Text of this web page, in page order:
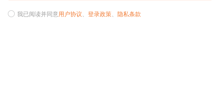
我已阅读并同意用户协议、 登录政策、 隐私条款